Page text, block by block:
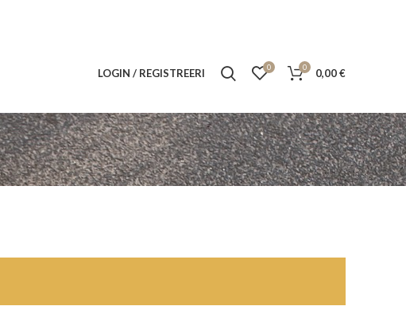
LOGIN / REGISTREERI 0 0 0,00€